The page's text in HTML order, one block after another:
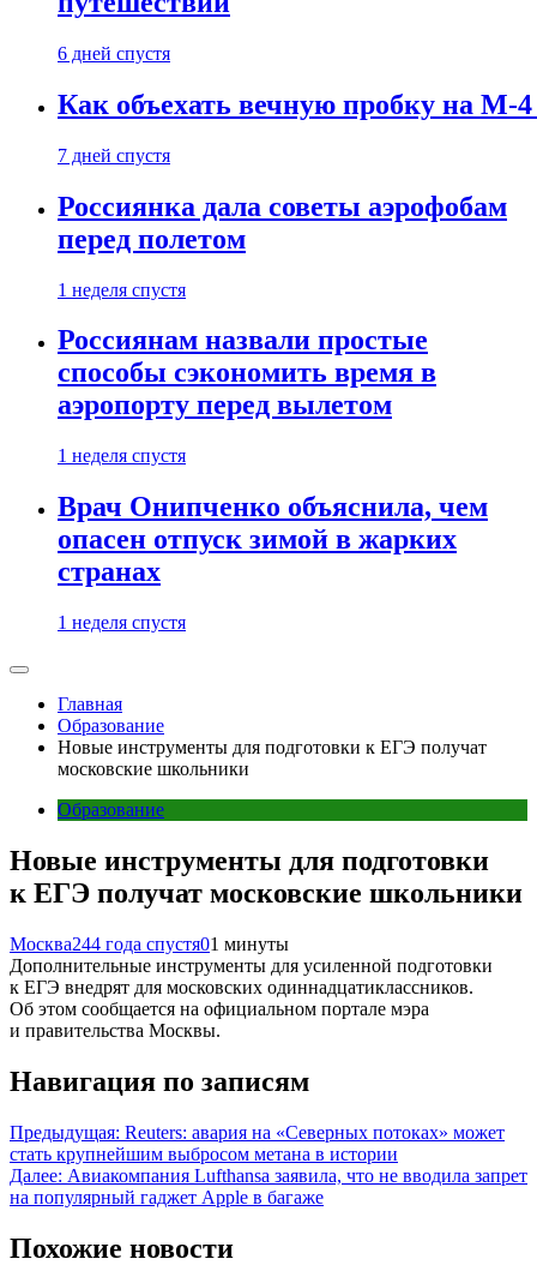
6 дней спустя
Как объехать вечную пробку на М-
7 дней спустя
Россиянка дала советы аэрофобам
перед полетом
1 неделя спустя
Россиянам назвали простые
способы сэкономить время в
аэропорту перед вылетом
1 неделя спустя
Врач Онипченко объяснила, чем
опасен отпуск зимой в жарких
странах
1 неделя спустя
Главная
Образование
Новые инструменты для подготовки к ЕГЭ получат
московские школьники
Образование
Новые инструменты для подготовки
к ЕГЭ получат московские школьники
Москва244 года спустя01 минуты
Дополнительные инструменты для усиленной подготовки
к ЕГЭ внедрят для московских одиннадцатиклассников.
Об этом сообщается на официальном портале мэра
и правительства Москвы.
Навигация по записям
Предыдущая: Reuters: авария на «Северных потоках» может
стать крупнейшим выбросом метана в истории
Далее: Авиакомпания Lufthansa заявила, что не вводила запрет
на популярный гаджет Apple в багаже
Похожие новости